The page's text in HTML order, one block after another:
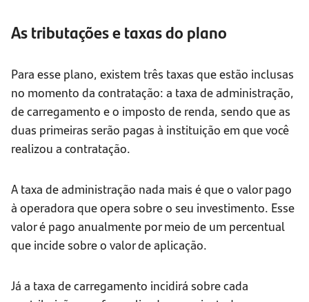
As tributações e taxas do plano
Para esse plano, existem três taxas que estão inclusas
no momento da contratação: a taxa de administração,
de carregamento e o imposto de renda, sendo que as
duas primeiras serão pagas à instituição em que você
realizou a contratação.
A taxa de administração nada mais é que o valor pago
à operadora que opera sobre o seu investimento. Esse
valor é pago anualmente por meio de um percentual
que incide sobre o valor de aplicação.
Já a taxa de carregamento incidirá sobre cada